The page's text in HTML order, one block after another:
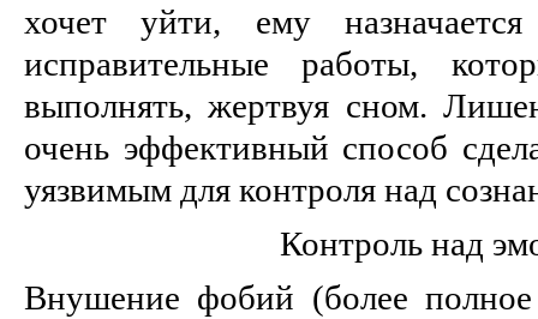
хочет уйти, ему
исправительные работы,
выполнять, жертвуя сном.
очень эффективный способ
уязвимым для контроля над
Контроль над
Внушение фобий (более